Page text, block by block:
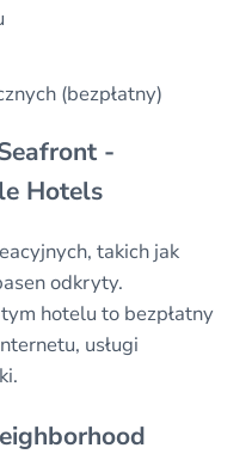
(bezpłatny)
-
Hotels
takich jak
odkryty.
hotelu to bezpłatny
usługi